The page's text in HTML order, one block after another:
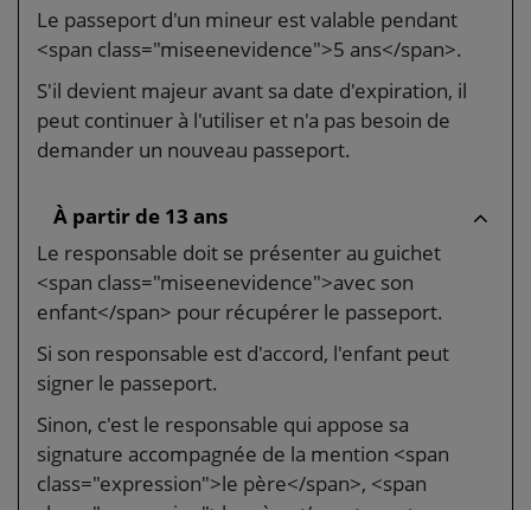
Le passeport d'un mineur est valable pendant
<span class="miseenevidence">5 ans</span>.
S'il devient majeur avant sa date d'expiration, il
peut continuer à l'utiliser et n'a pas besoin de
demander un nouveau passeport.
À partir de 13 ans
Le responsable doit se présenter au guichet
<span class="miseenevidence">avec son
enfant</span> pour récupérer le passeport.
Si son responsable est d'accord, l'enfant peut
signer le passeport.
Sinon, c'est le responsable qui appose sa
signature accompagnée de la mention <span
class="expression">le père</span>, <span